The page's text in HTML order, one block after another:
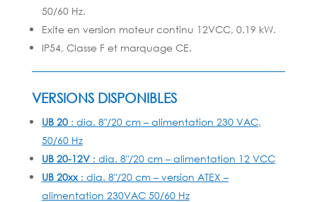
50/60 Hz.
Exite en version moteur continu 12VCC, 0.19 kW.
IP54, Classe F et marquage CE.
VERSIONS DISPONIBLES
UB 20: dia. 8″/20 cm – alimentation 230 VAC,
50/60 Hz
UB 20-12V: dia. 8″/20 cm – alimentation 12 VCC
UB 20xx: dia. 8″/20 cm – version ATEX –
alimentation 230VAC 50/60 Hz